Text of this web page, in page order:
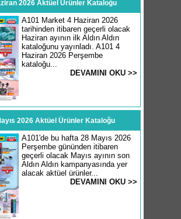
2026 Aktüel Ürünler Kataloğu
A101 Market 4 Haziran 2026
tarihinden itibaren geçerli olacak
Haziran ayının ilk Aldın Aldın
kataloğunu yayınladı. A101 4
Haziran 2026 Perşembe
kataloğu...
DEVAMINI OKU >>
2026 Aktüel Ürünler Kataloğu
A101'de bu hafta 28 Mayıs 2026
Perşembe gününden itibaren
geçerli olacak Mayıs ayının son
Aldın Aldın kampanyasında yer
alacak aktüel ürünler...
DEVAMINI OKU >>